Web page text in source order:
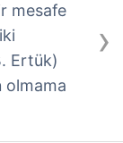
›
mesafe
Ertük)
olmama